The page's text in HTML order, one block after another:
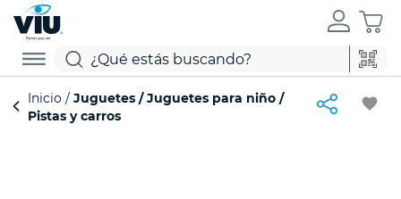
Inicio Juguetes Juguetes para niño
Pistas y carros
favorite